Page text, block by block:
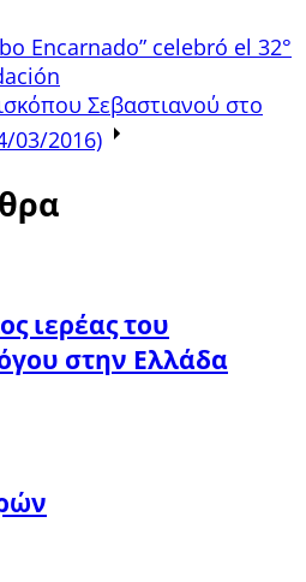
Encarnado” celebró el 32°
Σεβαστιανού στο
03/2016)
ιερέας του
στην Ελλάδα